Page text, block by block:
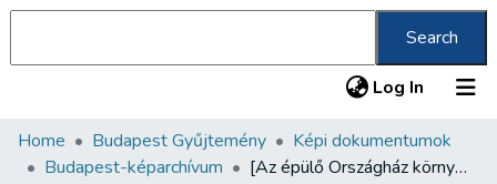
Search
Log In (current)
Communities & Collections
Home Budapest Gyűjtemény
Képi dokumentumok
Budapest-képarchívum
[Az épülő Országház környéke]